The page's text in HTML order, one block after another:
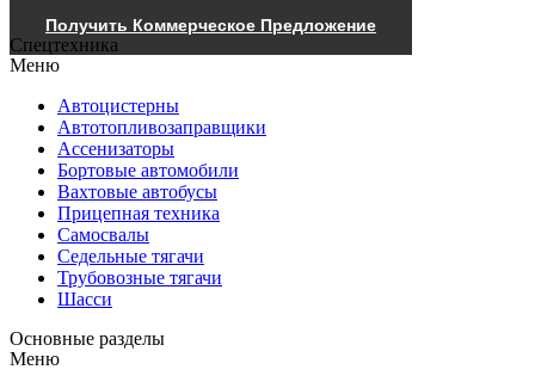
Получить Коммерческое Предложение
Спецтехника
Меню
Автоцистерны
Автотопливозаправщики
Ассенизаторы
Бортовые автомобили
Вахтовые автобусы
Прицепная техника
Самосвалы
Седельные тягачи
Трубовозные тягачи
Шасси
Основные разделы
Меню